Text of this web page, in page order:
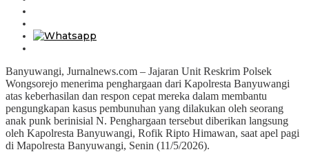
Banyuwangi, Jurnalnews.com – Jajaran Unit Reskrim Polsek
Wongsorejo menerima penghargaan dari Kapolresta Banyuwangi
atas keberhasilan dan respon cepat mereka dalam membantu
pengungkapan kasus pembunuhan yang dilakukan oleh seorang
anak punk berinisial N. Penghargaan tersebut diberikan langsung
oleh Kapolresta Banyuwangi, Rofik Ripto Himawan, saat apel pagi
di Mapolresta Banyuwangi, Senin (11/5/2026).